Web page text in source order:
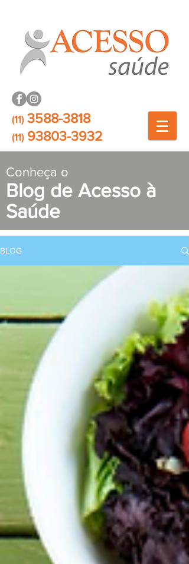
(11)3588-3818
(11)93803-3932
Conheça o
Blog de Acesso à
Saúde
BLOG